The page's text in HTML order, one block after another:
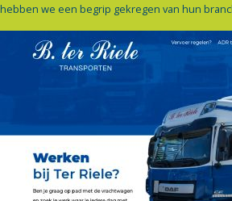
hebben we een begrip gekregen van hun